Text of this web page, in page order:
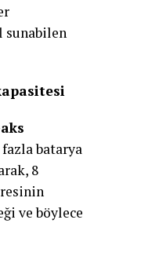
sunabilen
batarya
8
ve böylece